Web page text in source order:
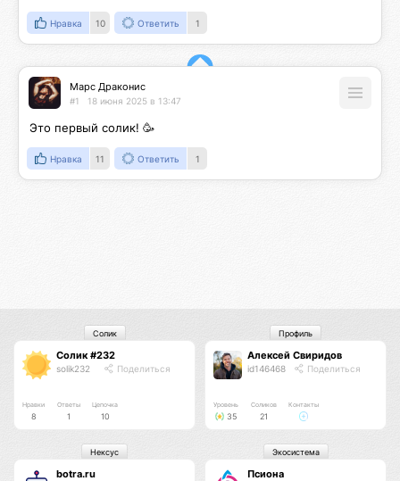
Нравка 10 Ответить 1
Марс Драконис
#1 18 июня 2025 в 13:47
Это первый солик! 🥳
Нравка 11 Ответить 1
Солик #232
solik232 Поделиться
Нравки
8
Ответы
1
Цепочка
10
Солик
Алексей Свиридов
id146468 Поделиться
Уровень
35
Соликов
21
Контакты
Профиль
botra.ru
Нексус
Псиона
Экосистема